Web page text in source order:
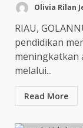
Olivia Rilan
RIAU,
pendidikan
meningkatkan
melalui...
Read More